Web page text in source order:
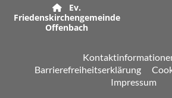

Ev.
Friedenskirchengemeinde
Offenbach
Barrierefreiheitserklärung
Impressum